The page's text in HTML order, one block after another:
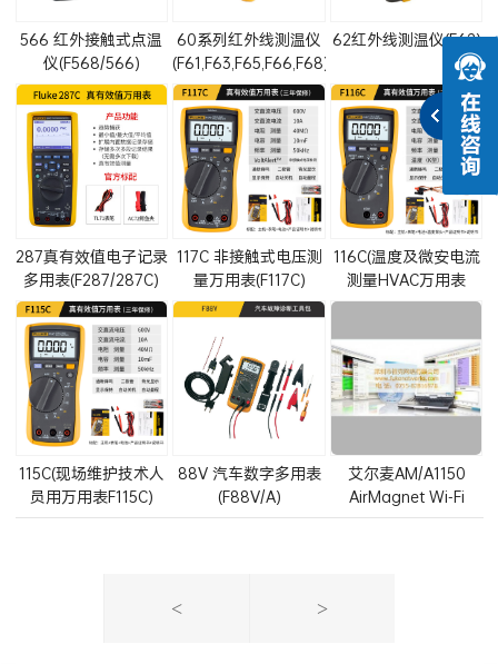
566 红外接触式点温
仪(F568/566)
60系列红外线测温仪
(F61,F63,F65,F66,F68)
62红外线测温仪(F62)
287真有效值电子记录
多用表(F287/287C)
117C 非接触式电压测
量万用表(F117C)
116C(温度及微安电流
测量HVAC万用表
F116C)
115C(现场维护技术人
员用万用表F115C)
88V 汽车数字多用表
(F88V/A)
艾尔麦AM/A1150
AirMagnet Wi-Fi
Analyzer(AM/A1151-
< >